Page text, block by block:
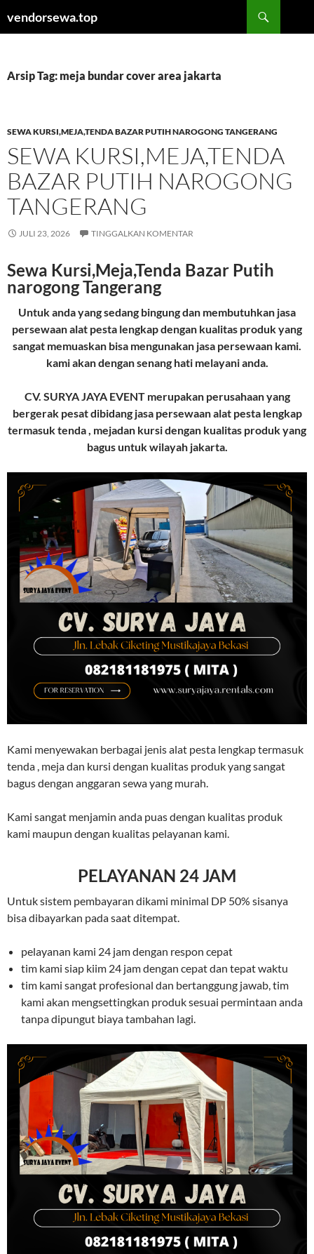
kevendorsewa.top
Arsip Tag: meja bundar cover area jakarta
SEWA KURSI,MEJA,TENDA BAZAR PUTIH NAROGONG TANGERANG
SEWA KURSI,MEJA,TENDA
BAZAR PUTIH NAROGONG
TANGERANG
JULI 23, 2026 TINGGALKAN KOMENTAR
Sewa Kursi,Meja,Tenda Bazar Putih
narogong Tangerang
Untuk anda yang sedang bingung dan membutuhkan jasa
persewaan alat pesta lengkap dengan kualitas produk yang
sangat memuaskan bisa mengunakan jasa persewaan kami.
kami akan dengan senang hati melayani anda.
CV. SURYA JAYA EVENT merupakan perusahaan yang
bergerak pesat dibidang jasa persewaan alat pesta lengkap
termasuk tenda , mejadan kursi dengan kualitas produk yang
bagus untuk wilayah jakarta.
Kami menyewakan berbagai jenis alat pesta lengkap termasuk
tenda , meja dan kursi dengan kualitas produk yang sangat
bagus dengan anggaran sewa yang murah.
Kami sangat menjamin anda puas dengan kualitas produk
kami maupun dengan kualitas pelayanan kami.
PELAYANAN 24 JAM
Untuk sistem pembayaran dikami minimal DP 50% sisanya
bisa dibayarkan pada saat ditempat.
pelayanan kami 24 jam dengan respon cepat
tim kami siap kiim 24 jam dengan cepat dan tepat waktu
tim kami sangat profesional dan bertanggung jawab, tim
kami akan mengsettingkan produk sesuai permintaan anda
tanpa dipungut biaya tambahan lagi.